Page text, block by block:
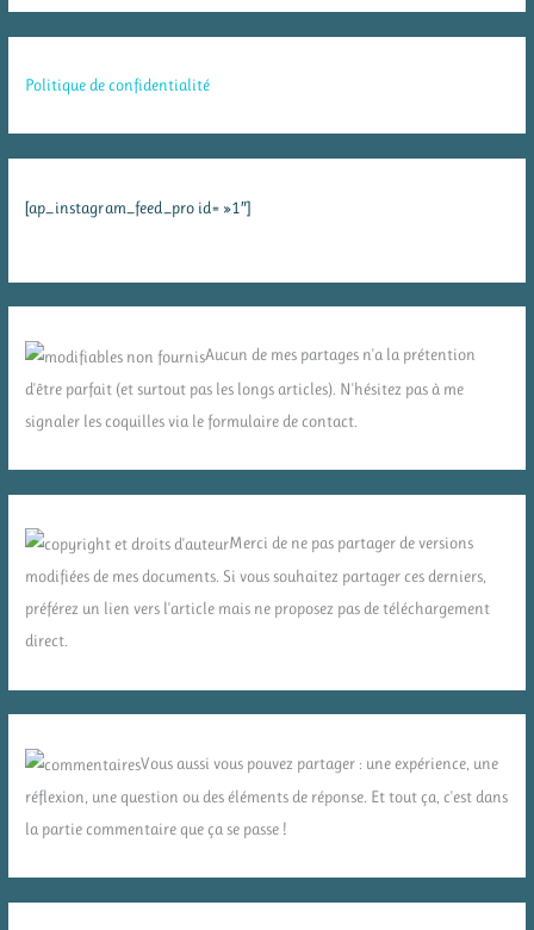
Politique de confidentialité
[ap_instagram_feed_pro id= »1″]
Aucun de mes partages n'a la prétention
d'être parfait (et surtout pas les longs articles). N'hésitez pas à me
signaler les coquilles via le formulaire de contact.
Merci de ne pas partager de versions
modifiées de mes documents. Si vous souhaitez partager ces derniers,
préférez un lien vers l'article mais ne proposez pas de téléchargement
direct.
Vous aussi vous pouvez partager : une expérience, une
réflexion, une question ou des éléments de réponse. Et tout ça, c'est dans
la partie commentaire que ça se passe !